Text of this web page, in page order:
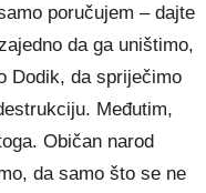
poručujem – dajte
da ga uništimo,
Dodik, da spriječimo
Međutim,
Običan narod
da samo što se ne